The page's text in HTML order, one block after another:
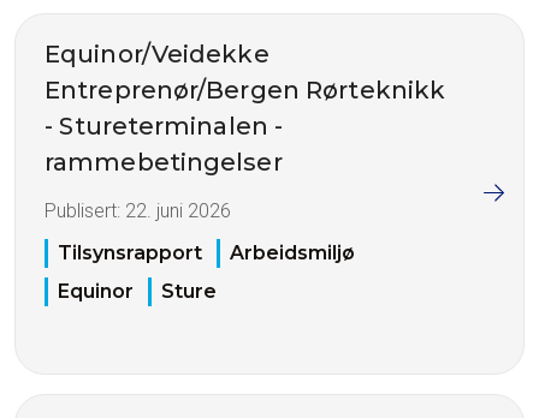
Equinor/Veidekke
Entreprenør/Bergen Rørteknikk
- Stureterminalen -
rammebetingelser
Publisert: 22. juni 2026
Tilsynsrapport
Arbeidsmiljø
Equinor
Sture